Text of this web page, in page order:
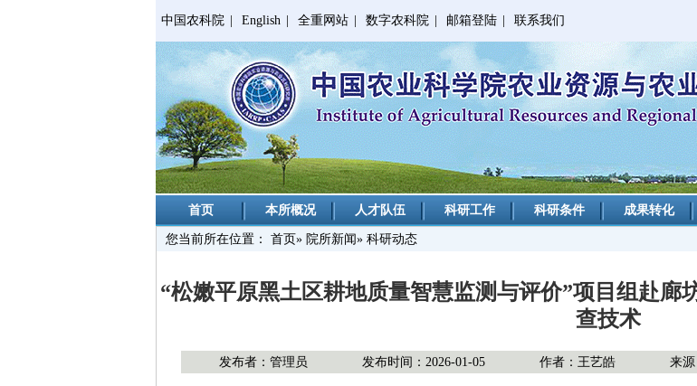
中国农科院 English 全重网站 数字农科院 邮箱登陆 联系我们
首页 本所概况 人才队伍 科研工作 科研条件 成果转化
您当前所在位置： 首页» 院所新闻» 科研动态
“松嫩平原黑土区耕地质量智慧监测与评价”项目组赴廊
查技术
发布者：管理员 发布时间：2026-01-05 作者：王艺皓 来